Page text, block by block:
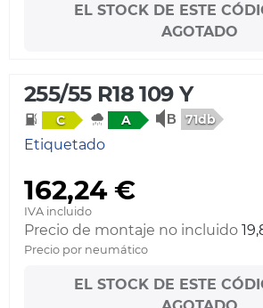
EL STOCK DE ESTE
AGOTADO
255/55 R18 109 Y
C A 71db
Etiquetado
162,24 €
IVA incluido
Precio de montaje no incluido
Precio por neumático
EL STOCK DE ESTE